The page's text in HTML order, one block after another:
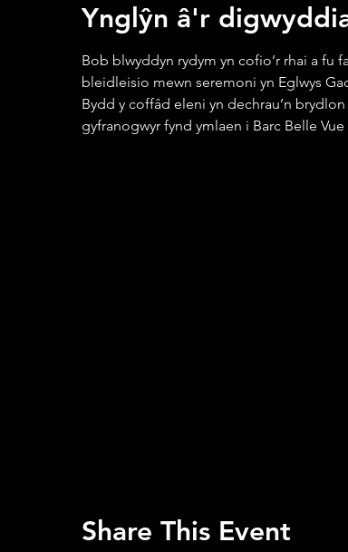
Ynglŷn â'r
Bob blwyddyn rydym yn cofio’r rhai a fu
bleidleisio mewn seremoni yn Eglwys
Bydd y coffâd eleni yn dechrau’n
gyfranogwyr fynd ymlaen i Barc Belle
Share This Event